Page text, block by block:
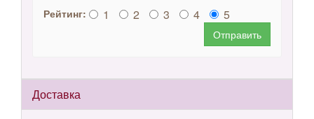
Рейтинг: 1 2 3 4 5
Отправить
Доставка